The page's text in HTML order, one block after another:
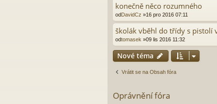
konečně něco rozumného
odDavidCz »16 pro 2016 07:11
školák vběhl do třídy s pistolí
odtomasek »09 lis 2016 11:32
Nové téma
Vrátit se na Obsah fóra
Oprávnění fóra